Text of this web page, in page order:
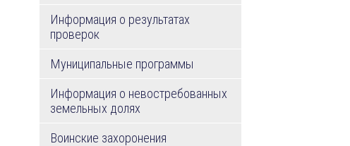
Информация о результатах
проверок
Муниципальные программы
Информация о невостребованных
земельных долях
Воинские захоронения